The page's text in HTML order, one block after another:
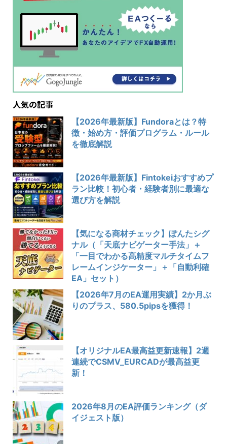
人気の記事
【2026年最新版】Fundoraとは？特
徴・始め方・評価プログラム・ルール
を徹底解説
【2026年最新版】Fintokeiおすすめプ
ラン比較！初心者・経験者別に最適な
選び方を解説
【気になる商材チェック】ぽんたシグ
ナル（「天底ナビゲーター手法」＋
「一目でわかる高精度マルチタイムフ
レームインジケーター」＋「自動利確
EA」セット）
【2026年7月のEA運用実績】2か月ぶ
りのプラス、580.5pipsを獲得！
【オリジナルEA最高益更新速報】2週
連続でCSMV_EURCADが最高益更
新！
2026年8月のEA評価ランキング（ダ
イジェスト版）